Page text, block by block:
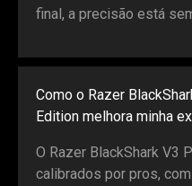
final, a precisão está
Como o Razer
Edition melhora minha
O Razer BlackShark V3
calibrados por pros,